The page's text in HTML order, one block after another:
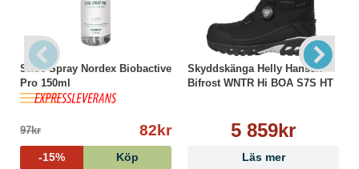
Shoe Spray Nordex Biobactive
Pro 150ml
97kr 82kr
-15% Köp
Skyddskänga Helly Hansen
Bifrost WNTR Hi BOA S7S HT
5 859kr
Läs mer